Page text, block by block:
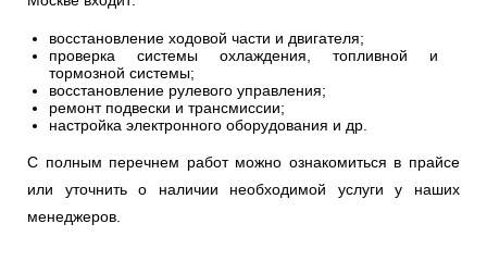
восстановление ходовой части и двигателя;
проверка системы охлаждения, топливной и
тормозной системы;
восстановление рулевого управления;
ремонт подвески и трансмиссии;
настройка электронного оборудования и др.
С полным перечнем работ можно ознакомиться в прайсе
или уточнить о наличии необходимой услуги у наших
менеджеров.